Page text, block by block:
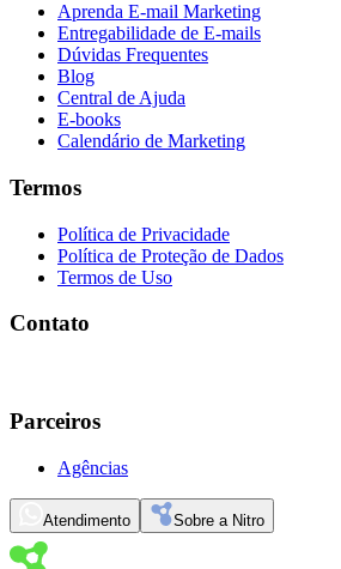
Aprenda E-mail Marketing
Entregabilidade de E-mails
Dúvidas Frequentes
Blog
Central de Ajuda
E-books
Calendário de Marketing
Termos
Política de Privacidade
Política de Proteção de Dados
Termos de Uso
Contato
Parceiros
Agências
Atendimento Sobre a Nitro